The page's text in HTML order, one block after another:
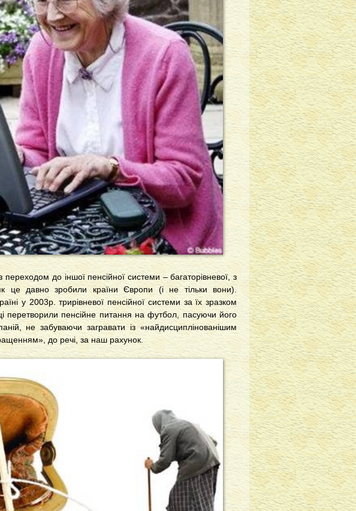
до іншої пенсійної системи – багаторівневої, з
це давно зробили країни Європи (і не тільки вони).
у 2003р. трирівневої пенсійної системи за їх зразком
перетворили пенсійне питання на футбол, пасуючи його
не забуваючи загравати із «найдисциплінованішим
до речі, за наш рахунок.